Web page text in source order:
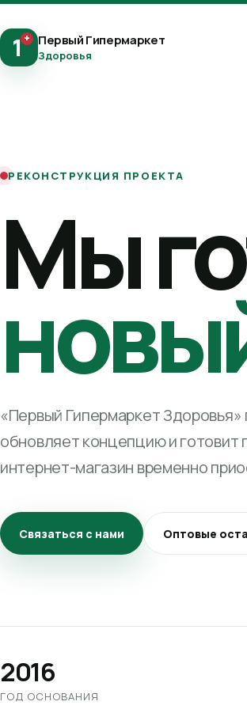
1+ Первый Гипермаркет
Здоровья
РЕКОНСТРУКЦИЯ ПРОЕКТА
Мы
«Первый Гипермаркет
обновляет концепцию и
интернет-магазин временно
Связаться с нами Оптовые
2016
ГОД ОСНОВАНИЯ